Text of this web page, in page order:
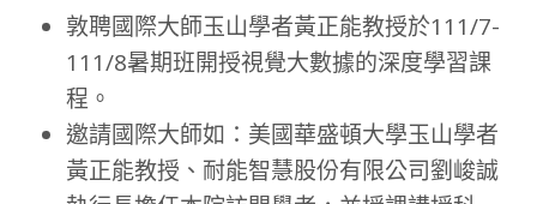
敦聘國際大師玉山學者黃正能教授於111/7-
111/8暑期班開授視覺大數據的深度學習課
程。
邀請國際大師如：美國華盛頓大學玉山學者
黃正能教授、耐能智慧股份有限公司劉峻誠